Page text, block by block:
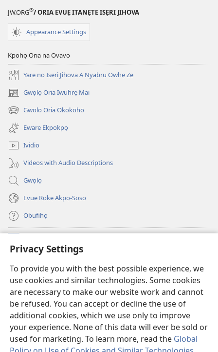
Privacy Settings
To provide you with the best possible experience, we
use cookies and similar technologies. Some cookies
are necessary to make our website work and cannot
be refused. You can accept or decline the use of
additional cookies, which we use only to improve
your experience. None of this data will ever be sold or
used for marketing. To learn more, read the Global
JW.ORG®/ ORIA EVUẸ ITANẸTE ISẸRI JIHOVA
Appearance Settings
Kpohọ Oria na Ovavo
Yare nọ Isẹri Jihova A Nyabru Owhẹ Ze
Gwọlọ Oria Iwuhrẹ Mai
(opens
new
window)
Gwọlọ Oria Okokohọ
(opens
new
window)
Eware Ekpokpọ
Ividio
Videos with Audio Descriptions
Gwọlọ
Evuẹ Rọkẹ Akpọ-Soso
Obufihọ
(opens
new
UWOU-EBE ITANẸTE orọ Watchtower
(opens
new
window)JW Hub
(opens
new
window)JW Library